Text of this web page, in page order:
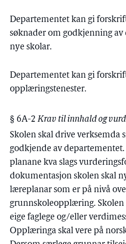
Departementet kan gi
søknader om godkjenning
nye skolar.
Departementet kan gi
opplæringstenester.
§ 6A-2 Krav til innhald og
Skolen skal drive verksemda
godkjende av
planane kva slags
dokumentasjon skolen skal
læreplanar som er på nivå
grunnskoleopplæring.
eige faglege og/eller
Opplæringa skal vere på